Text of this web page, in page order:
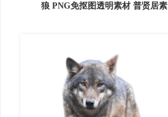
狼 PNG免抠图透明素材 普贤居素